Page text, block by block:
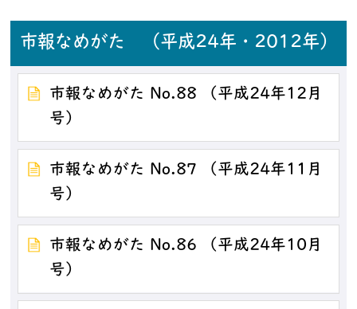
市報なめがた （平成24年・2012年）
市報なめがた No.88 （平成24年12月
号）
市報なめがた No.87 （平成24年11月
号）
市報なめがた No.86 （平成24年10月
号）